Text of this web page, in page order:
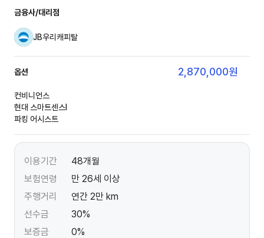
금융사/대리점
JB우리캐피탈
옵션 2,870,000원
컨비니언스
현대 스마트센스Ⅰ
파킹 어시스트
이용기간
48개월
보험연령
만 26세 이상
주행거리
연간 2만 km
선수금
30%
보증금
0%